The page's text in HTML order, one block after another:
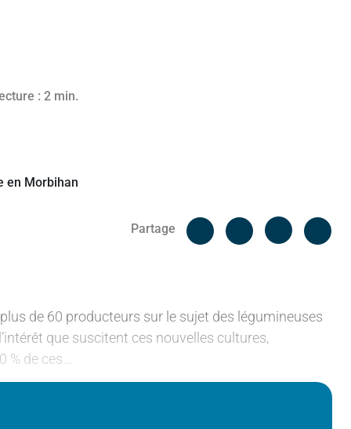
: 2 min.
Partage
Facebook
de 60 producteurs sur le sujet des légumineuses
que suscitent ces nouvelles cultures,
de ces…